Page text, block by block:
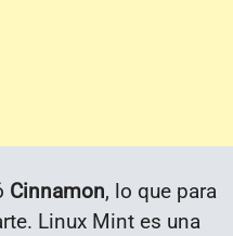
Cinnamon, lo que para
Linux Mint es una